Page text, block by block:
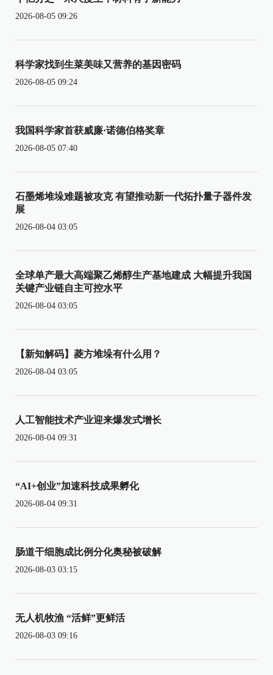
2026-08-05 09:26
科学家找到生菜美味又营养的基因密码
2026-08-05 09:24
我国科学家首获威廉·诺德伯格奖章
2026-08-05 07:40
石墨烯堆垛难题被攻克 有望推动新一代拓扑量子器件发
展
2026-08-04 03:05
全球单产最大高端聚乙烯醇生产基地建成 大幅提升我国
关键产业链自主可控水平
2026-08-04 03:05
【新知解码】菱方堆垛有什么用？
2026-08-04 03:05
人工智能技术产业迎来爆发式增长
2026-08-04 09:31
“AI+创业”加速科技成果孵化
2026-08-04 09:31
肠道干细胞成比例分化奥秘被破解
2026-08-03 03:15
无人机牧渔 “活鲜”更鲜活
2026-08-03 09:16